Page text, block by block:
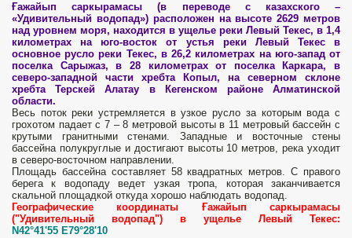
Ғажайып саркырамасы (в переводе с казахского –
«Удивительный водопад») расположен на высоте 2629 метров
над уровнем моря, находится в ущелье реки Левый Текес, в 1,4
километрах на юго-восток от устья реки Левый Текес в
основное русло реки Текес, в 26,2 километрах на юго-запад от
поселка Сарыжаз, в 28 километрах от поселка Каркара, в
северо-западной части хребта Копыл, на северном склоне
хребта Терскей Алатау в Кегенском районе Алматинской
области.
Весь поток реки устремляется в узкое русло за которым вода с
грохотом падает с 7 – 8 метровой высоты в 11 метровый бассейн с
крутыми гранитными стенами. Западные и восточные стены
бассейна полукруглые и достигают высоты 10 метров, река уходит
в северо-восточном направлении.
Площадь бассейна составляет 58 квадратных метров. С правого
берега к водопаду ведет узкая тропа, которая заканчивается
скальной площадкой откуда хорошо наблюдать водопад.
Географические координаты Ғажайып саркырамасы
("Удивительный водопад") в ущелье Левый Текес:
N42°41'55 E79°28'10